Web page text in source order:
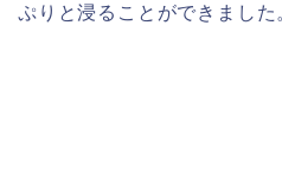
ぷりと浸ることができました